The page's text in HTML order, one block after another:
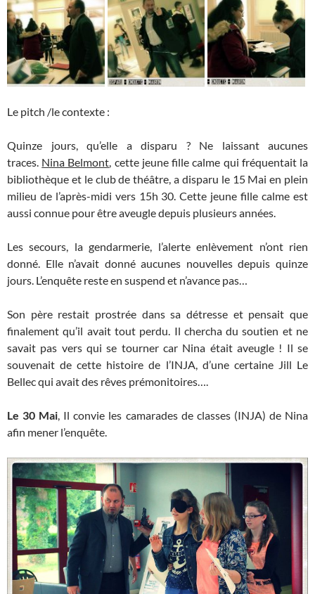
Le pitch /le contexte :
Quinze jours, qu’elle a disparu ? Ne laissant aucunes
traces. Nina Belmont , cette jeune fille calme qui fréquentait la
bibliothèque et le club de théâtre, a disparu le 15 Mai en plein
milieu de l’après-midi vers 15h 30. Cette jeune fille calme est
aussi connue pour être aveugle depuis plusieurs années.
Les secours, la gendarmerie, l’alerte enlèvement n’ont rien
donné. Elle n’avait donné aucunes nouvelles depuis quinze
jours. L’enquête reste en suspend et n’avance pas…
Son père restait prostrée dans sa détresse et pensait que
finalement qu’il avait tout perdu. Il chercha du soutien et ne
savait pas vers qui se tourner car Nina était aveugle ! Il se
souvenait de cette histoire de l’INJA, d’une certaine Jill Le
Bellec qui avait des rêves prémonitoires….
Le 30 Mai , Il convie les camarades de classes (INJA) de Nina
afin mener l’enquête.